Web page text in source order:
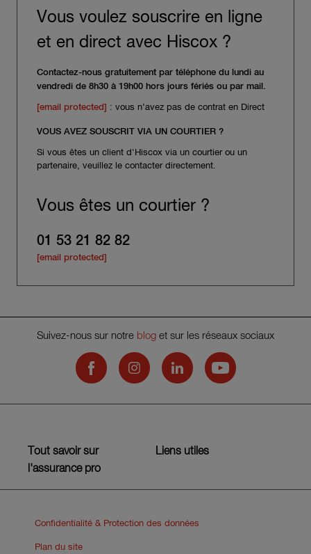
Tout savoir sur
l'assurance pro
Liens utiles
Vous voulez souscrire en ligne
et en direct avec Hiscox ?
Contactez-nous gratuitement par téléphone du lundi au
vendredi de 8h30 à 19h00 hors jours fériés ou par mail.
[email protected] : vous n’avez pas de contrat en Direct
VOUS AVEZ SOUSCRIT VIA UN COURTIER ?
Si vous êtes un client d'Hiscox via un courtier ou un
partenaire, veuillez le contacter directement.
Vous êtes un courtier ?
01 53 21 82 82
[email protected]
Suivez-nous sur notre blog et sur les réseaux sociaux
Hiscox on Facebook
Hiscox on Instagram
Hiscox on LinkedInHiscox on YouTube
Confidentialité & Protection des données
Plan du site